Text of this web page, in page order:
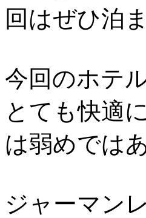
回はぜひ泊
今回のホテ
とても快適
は弱めでは
ジャーマン